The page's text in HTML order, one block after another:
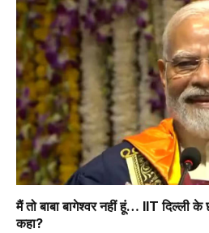
मैं तो बाबा बागेश्वर नहीं हूं… IIT दिल्ली के
कहा?